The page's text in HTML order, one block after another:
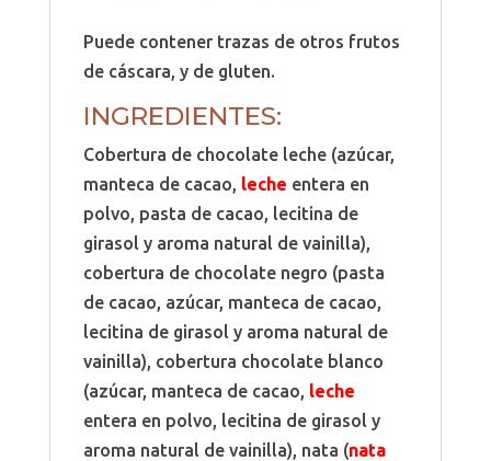
Puede contener trazas de otros frutos
de cáscara, y de gluten.
INGREDIENTES:
Cobertura de chocolate leche (azúcar,
manteca de cacao, leche entera en
polvo, pasta de cacao, lecitina de
girasol y aroma natural de vainilla),
cobertura de chocolate negro (pasta
de cacao, azúcar, manteca de cacao,
lecitina de girasol y aroma natural de
vainilla), cobertura chocolate blanco
(azúcar, manteca de cacao, leche
entera en polvo, lecitina de girasol y
aroma natural de vainilla), nata (nata